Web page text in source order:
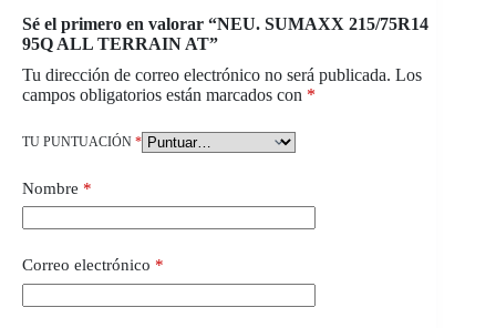
Sé el primero en valorar “NEU. SUMAXX 215/75R14
95Q ALL TERRAIN AT”
Tu dirección de correo electrónico no será publicada. Los
campos obligatorios están marcados con *
TU PUNTUACIÓN *
Nombre *
Correo electrónico *